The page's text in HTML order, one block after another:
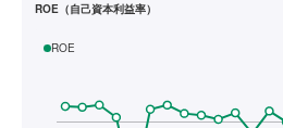
ROE（自己資本利益率）
ROE